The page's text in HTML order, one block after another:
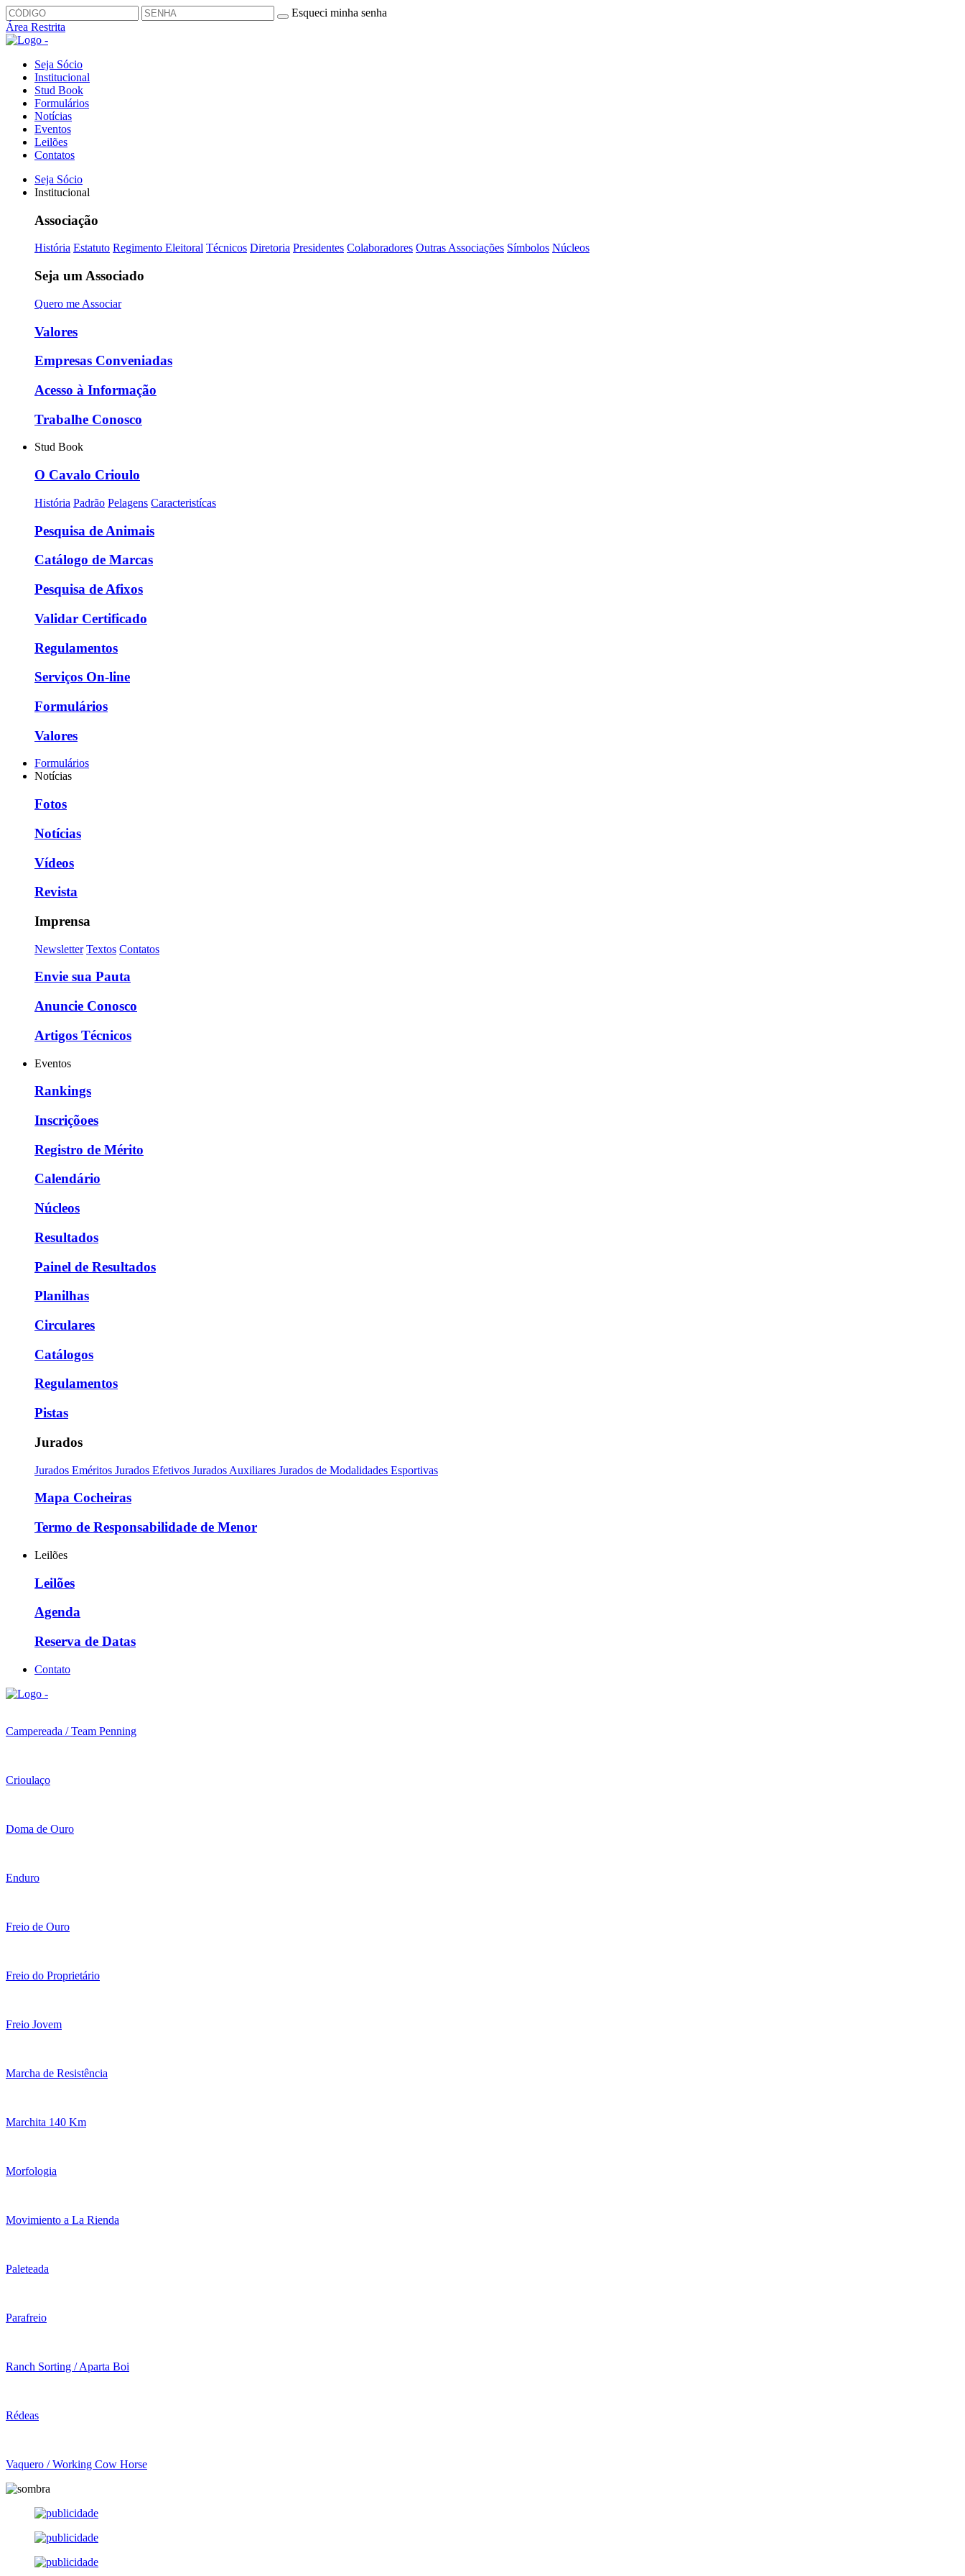
Esqueci minha senha
Área Restrita
Seja Sócio
Institucional
Stud Book
Formulários
Notícias
Eventos
Leilões
Contatos
Seja Sócio
Institucional
Associação
História Estatuto Regimento Eleitoral Técnicos Diretoria Presidentes Colaboradores Outras Associações Símbolos Núcleos
Seja um Associado
Quero me Associar
Valores
Empresas Conveniadas
Acesso à Informação
Trabalhe Conosco
Stud Book
O Cavalo Crioulo
História Padrão Pelagens Caracteristícas
Pesquisa de Animais
Catálogo de Marcas
Pesquisa de Afixos
Validar Certificado
Regulamentos
Serviços On-line
Formulários
Valores
Formulários
Notícias
Fotos
Notícias
Vídeos
Revista
Imprensa
Newsletter Textos Contatos
Envie sua Pauta
Anuncie Conosco
Artigos Técnicos
Eventos
Rankings
Inscriçõoes
Registro de Mérito
Calendário
Núcleos
Resultados
Painel de Resultados
Planilhas
Circulares
Catálogos
Regulamentos
Pistas
Jurados
Jurados Eméritos Jurados Efetivos Jurados Auxiliares Jurados de Modalidades Esportivas
Mapa Cocheiras
Termo de Responsabilidade de Menor
Leilões
Leilões
Agenda
Reserva de Datas
Contato
Campereada / Team Penning
Crioulaço
Doma de Ouro
Enduro
Freio de Ouro
Freio do Proprietário
Freio Jovem
Marcha de Resistência
Marchita 140 Km
Morfologia
Movimiento a La Rienda
Paleteada
Parafreio
Ranch Sorting / Aparta Boi
Rédeas
Vaquero / Working Cow Horse